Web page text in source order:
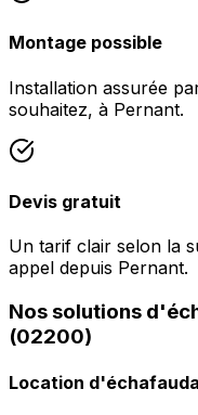
Montage possible
Installation assurée
souhaitez, à Pernant.
Devis gratuit
Un tarif clair selon la
appel depuis Pernant.
Nos solutions
(02200)
Location